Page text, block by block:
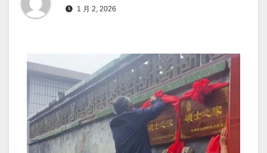
1 月 2, 2026